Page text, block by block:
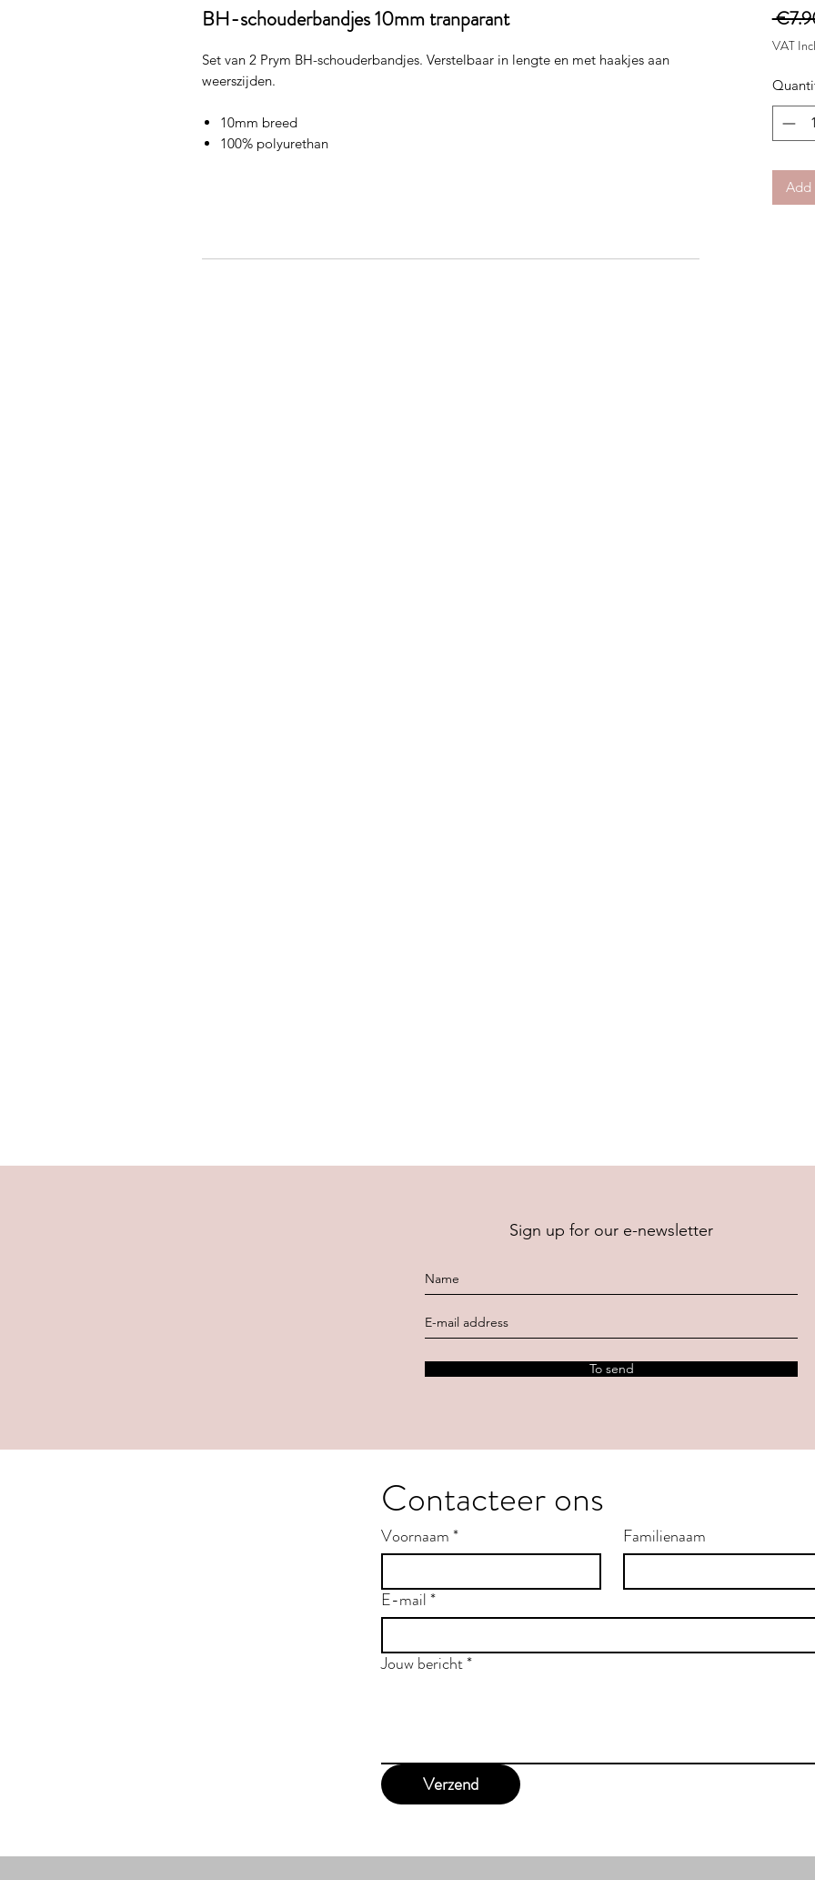
BH-schouderbandjes 10mm tranparant
Set van 2 Prym BH-schouderbandjes. Verstelbaar in lengte en met haakjes aan
weerszijden.
10mm breed
100% polyurethan
VAT
Add
Sign up for our e-newsletter
To send
Contacteer ons
Voornaam* Familienaam
E-mail*
Jouw bericht*
Verzend